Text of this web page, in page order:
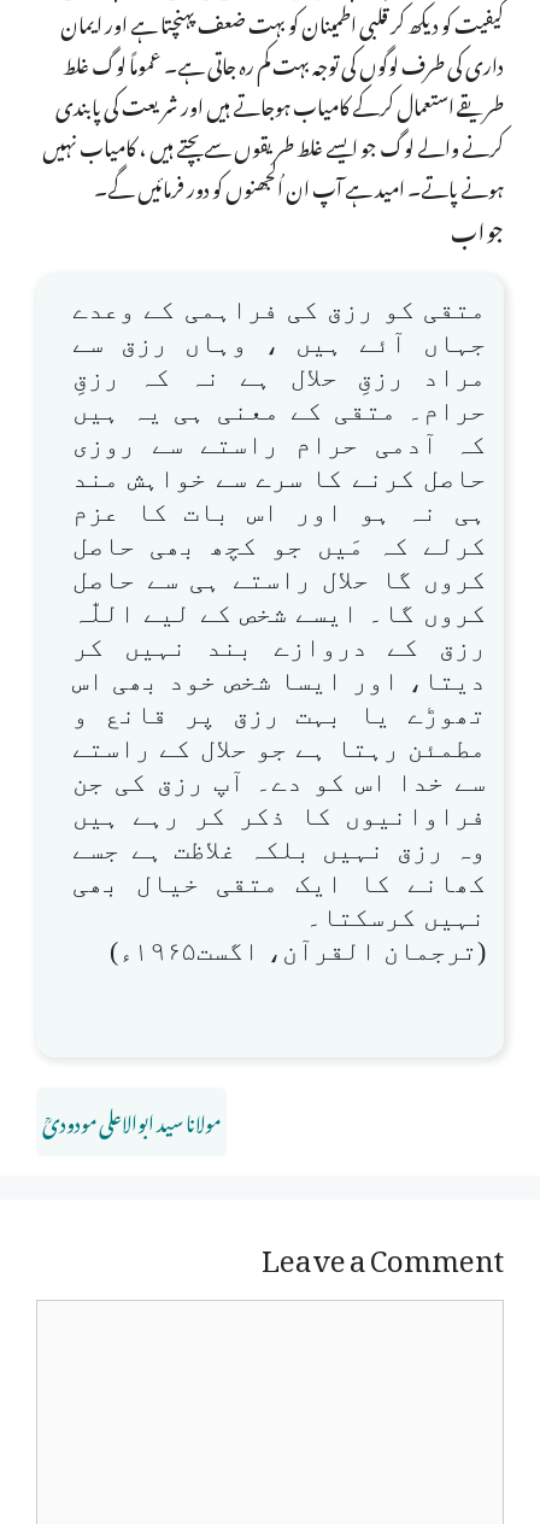
کیفیت کو دیکھ کر قلبی اطمینان کو بہت ضعف پہنچتا ہے اور ایمان
داری کی طرف لوگوں کی توجہ بہت کم رہ جاتی ہے۔ عموماً لوگ غلط
طریقے استعمال کرکے کامیاب ہوجاتے ہیں اور شریعت کی پابندی
کرنے والے لوگ جو ایسے غلط طریقوں سے بچتے ہیں ، کامیاب نہیں
ہونے پاتے۔ امید ہے آپ ان اُلجھنوں کو دور فرمائیں گے۔
جواب
متقی کو رزق کی فراہمی کے وعدے
جہاں آئے ہیں ، وہاں رزق سے
مراد رزقِ حلال ہے نہ کہ رزقِ
حرام۔ متقی کے معنی ہی یہ ہیں
کہ آدمی حرام راستے سے روزی
حاصل کرنے کا سرے سے خواہش مند
ہی نہ ہو اور اس بات کا عزم
کرلے کہ مَیں جو کچھ بھی حاصل
کروں گا حلال راستے ہی سے حاصل
کروں گا۔ ایسے شخص کے لیے اللّٰہ
رزق کے دروازے بند نہیں کر
دیتا، اور ایسا شخص خود بھی اس
تھوڑے یا بہت رزق پر قانع و
مطمئن رہتا ہے جو حلال کے راستے
سے خدا اس کو دے۔ آپ رزق کی جن
فراوانیوں کا ذکر کر رہے ہیں
وہ رزق نہیں بلکہ غلاظت ہے جسے
کھانے کا ایک متقی خیال بھی
نہیں کرسکتا۔
(ترجمان القرآن، اگست۱۹۶۵ء)
مولانا سید ابوالاعلی مودودیؒ
Leave a Comment